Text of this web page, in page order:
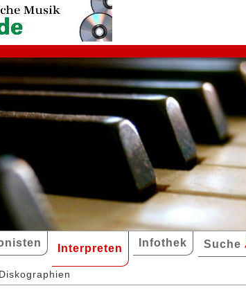
Interpreten Infothek Suche
Diskographien